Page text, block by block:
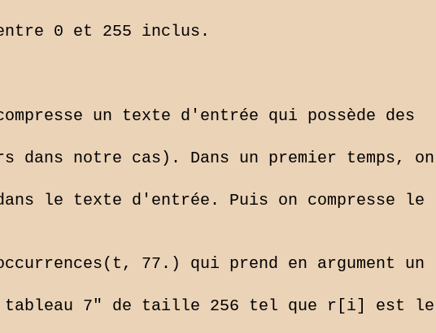
0 et 255 inclus.
un texte d'entrée qui possède des
notre cas). Dans un premier temps, on
le texte d'entrée. Puis on compresse le
77.) qui prend en argument un
tableau 7" de taille 256 tel que r[i] est le